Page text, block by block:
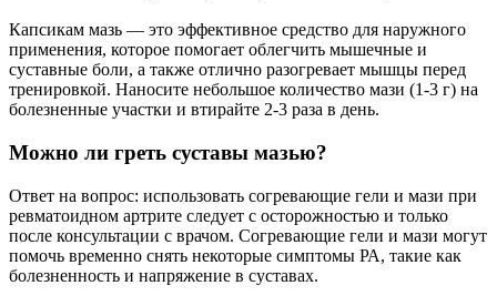
Капсикам мазь — это эффективное средство для наружного
применения, которое помогает облегчить мышечные и
суставные боли, а также отлично разогревает мышцы перед
тренировкой. Наносите небольшое количество мази (1-3 г) на
болезненные участки и втирайте 2-3 раза в день.
Можно ли греть суставы мазью?
Ответ на вопрос: использовать согревающие гели и мази при
ревматоидном артрите следует с осторожностью и только
после консультации с врачом. Согревающие гели и мази могут
помочь временно снять некоторые симптомы РА, такие как
болезненность и напряжение в суставах.